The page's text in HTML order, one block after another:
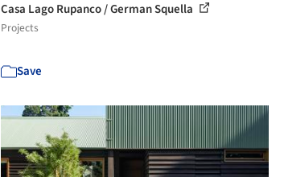
Casa Lago Rupanco / German Squella
Projects
Save